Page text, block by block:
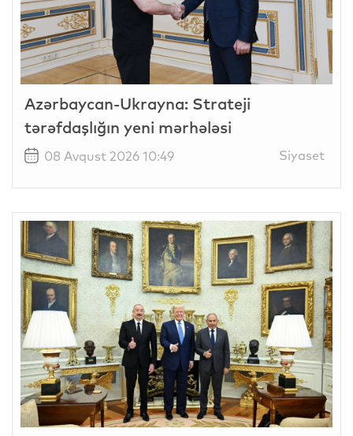
Azərbaycan-Ukrayna: Strateji
tərəfdaşlığın yeni mərhələsi
08 Avqust 2026 10:49 Siyaset